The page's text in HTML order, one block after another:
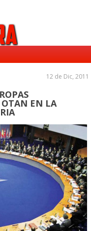
12 de Dic, 2011
OTAN EN LA